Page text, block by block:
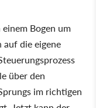
Bogen um
auf die eigene
über den
im richtigen